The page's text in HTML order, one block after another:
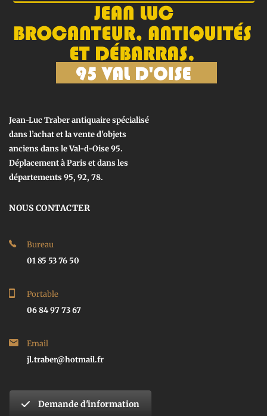
Jean-Luc Traber antiquaire spécialisé
dans l’achat et la vente d'objets
anciens dans le Val-d-Oise 95.
Déplacement à Paris et dans les
départements 95, 92, 78.
NOUS CONTACTER
Bureau
01 85 53 76 50
Portable
06 84 97 73 67
Email
jl.traber@hotmail.fr
Demande d'information